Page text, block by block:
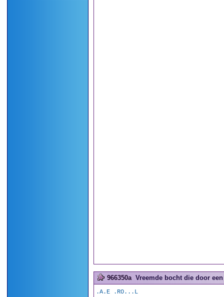
966350a Vreemde bocht die door
.A.E .RO...L